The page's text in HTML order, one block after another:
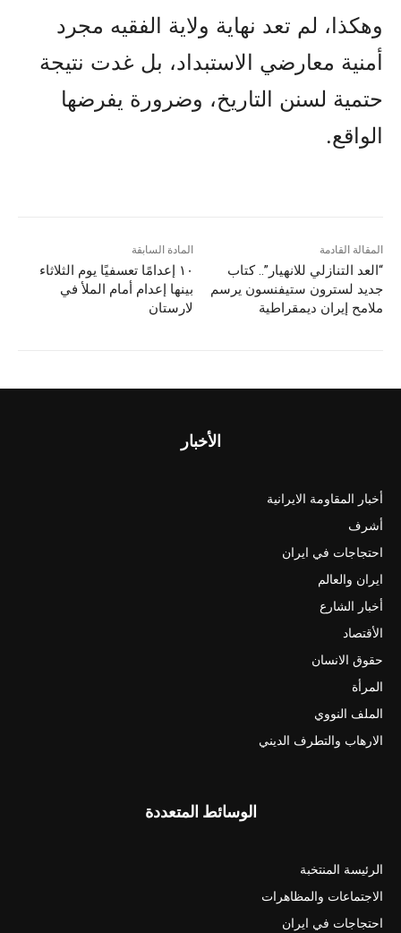
وهكذا، لم تعد نهاية ولاية الفقيه مجرد
أمنية معارضي الاستبداد، بل غدت نتيجة
حتمية لسنن التاريخ، وضرورة يفرضها
الواقع.
المادة السابقة
۱۰ إعدامًا تعسفيًا يوم الثلاثاء
بينها إعدام أمام الملأ في
لارستان
المقالة القادمة
“العد التنازلي للانهيار”.. كتاب
جديد لسترون ستيفنسون يرسم
ملامح إيران ديمقراطية
الأخبار
أخبار المقاومة الايرانية
أشرف
احتجاجات في ايران
ايران والعالم
أخبار الشارع
الأقتصاد
حقوق الانسان
المرأة
الملف النووي
الارهاب والتطرف الديني
الوسائط المتعددة
الرئيسة المنتخبة
الاجتماعات والمظاهرات
احتجاجات في ايران